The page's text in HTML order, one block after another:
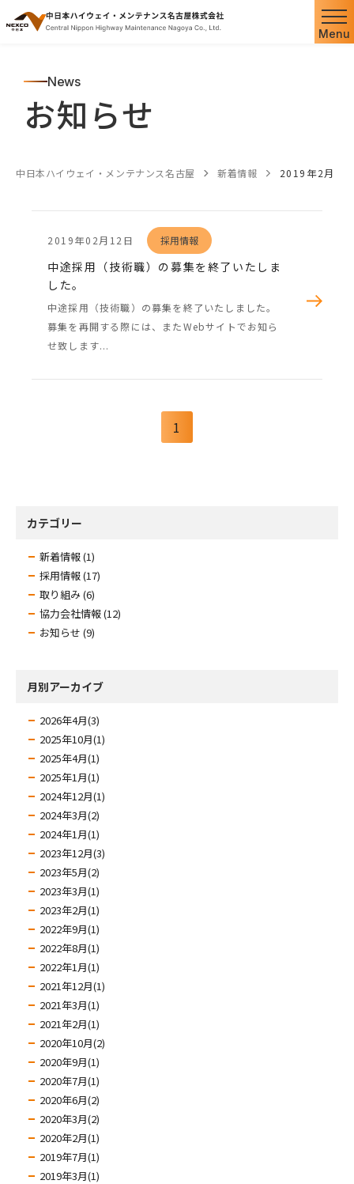
Menu
News
お知らせ
中日本ハイウェイ・メンテナンス名古屋 新着情報 2019年2月
2019年02月12日 採用情報
中途採用（技術職）の募集を終了いたしま
した。
中途採用（技術職）の募集を終了いたしました。
募集を再開する際には、またWebサイトでお知ら
せ致します...
1
カテゴリー
新着情報 (1)
採用情報 (17)
取り組み (6)
協力会社情報 (12)
お知らせ (9)
月別アーカイブ
2026年4月(3)
2025年10月(1)
2025年4月(1)
2025年1月(1)
2024年12月(1)
2024年3月(2)
2024年1月(1)
2023年12月(3)
2023年5月(2)
2023年3月(1)
2023年2月(1)
2022年9月(1)
2022年8月(1)
2022年1月(1)
2021年12月(1)
2021年3月(1)
2021年2月(1)
2020年10月(2)
2020年9月(1)
2020年7月(1)
2020年6月(2)
2020年3月(2)
2020年2月(1)
2019年7月(1)
2019年3月(1)